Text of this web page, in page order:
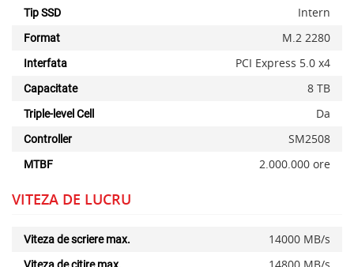
Tip SSD Intern
Format M.2 2280
Interfata PCI Express 5.0 x4
Capacitate 8 TB
Triple-level Cell Da
Controller SM2508
MTBF 2.000.000 ore
VITEZA DE LUCRU
Viteza de scriere max. 14000 MB/s
Viteza de citire max. 14800 MB/s
x